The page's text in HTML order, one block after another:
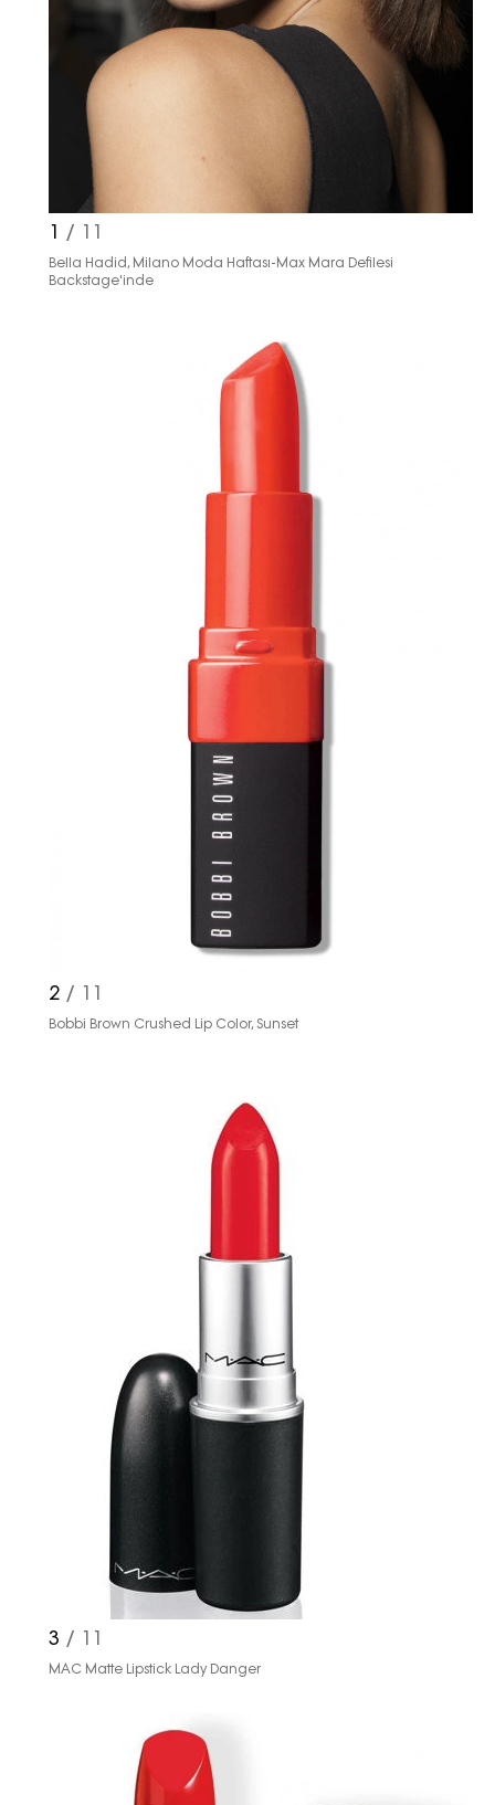
1 / 11
Bella Hadid, Milano Moda Haftası-Max Mara Defilesi
Backstage'inde
2 / 11
Bobbi Brown Crushed Lip Color, Sunset
3 / 11
MAC Matte Lipstick Lady Danger